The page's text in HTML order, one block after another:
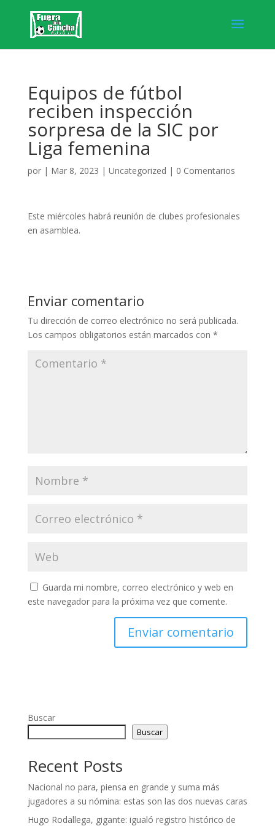
Equipos de fútbol
reciben inspección
sorpresa de la SIC por
Liga femenina
por | Mar 8, 2023 | Uncategorized | 0 Comentarios
Este miércoles habrá reunión de clubes profesionales
en asamblea.
Enviar comentario
Tu dirección de correo electrónico no será publicada.
Los campos obligatorios están marcados con *
Guarda mi nombre, correo electrónico y web en
este navegador para la próxima vez que comente.
Buscar
Buscar
Recent Posts
Nacional no para, piensa en grande y suma más
jugadores a su nómina: estas son las dos nuevas caras
Hugo Rodallega, gigante: igualó registro histórico de